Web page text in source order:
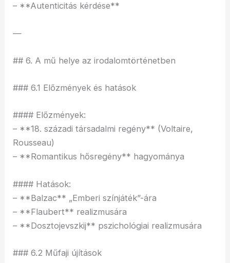
– **Autenticitás kérdése**
—
## 6. A mű helye az irodalomtörténetben
### 6.1 Előzmények és hatások
#### Előzmények:
– **18. századi társadalmi regény** (Voltaire,
Rousseau)
– **Romantikus hősregény** hagyománya
#### Hatások:
– **Balzac** „Emberi színjáték”-ára
– **Flaubert** realizmusára
– **Dosztojevszkij** pszichológiai realizmusára
### 6.2 Műfaji újítások